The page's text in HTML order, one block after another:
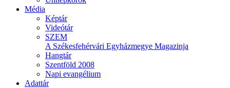
Média
Képtár
Videótár
SZEM
A Székesfehérvári Egyházmegye Magazinja
Hangtár
Szentföld 2008
Napi evangélium
Adattár